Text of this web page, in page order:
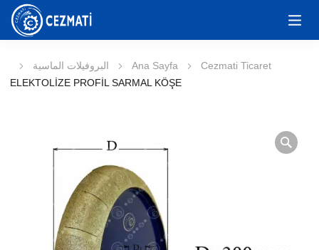
Ana Sayfa Cezmati Ticaret
البروفيلات الماسية
ELEKTOLİZE PROFİL SARMAL KÖŞE